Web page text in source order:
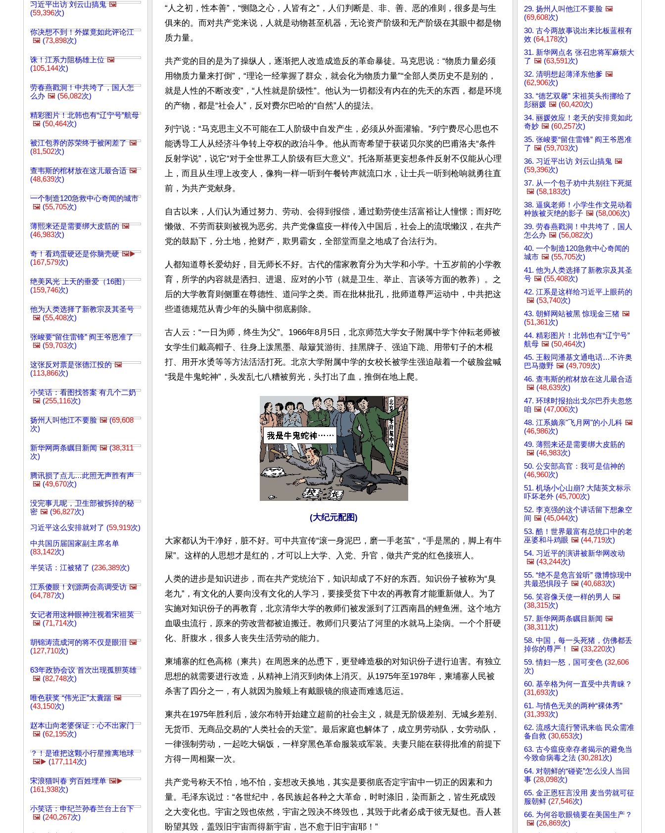
习近平出访 刘云山搞鬼 🖼️
(59,396次)
你决想不到！外媒竟如此评论江
🖼️ (73,898次)
诛！江系力阻杨雄上位 🖼️
(105,144次)
劳春燕戳洞！中共垮了，国人怎
么办 🖼️ (56,082次)
精彩图片！北韩也有“辽宁号”航母
🖼️ (50,464次)
被江包养的苏荣终于被闲差了 🖼️
(81,502次)
查韦斯的棺材放在这儿最合适 🖼️
(48,639次)
一个制造120急救中心奇闻的城市
🖼️ (55,705次)
薄熙来还是需要绑大皮筋的 🖼️
(46,983次)
奇！看鸡蛋硬还是你脑壳硬 🖼️▶️
(167,579次)
绝美风光 上天的垂爱（16图）
(159,746次)
他为人类选择了新教宗及其圣号
🖼️ (55,408次)
张峻要“留住雷锋” 阎王爷恩准了
🖼️ (59,703次)
这张反对票是张德江投的 🖼️
(113,866次)
小笑话：看图找答案 有几个二奶
🖼️ (255,116次)
扬州人叫他江不要脸 🖼️(69,608
次)
新华网两条瞩目新闻 🖼️(38,311
次)
腾讯损了点儿…此照无声胜有声
🖼️ (49,670次)
没完事儿呢，卫生部被拆掉的秘
密 🖼️ (96,827次)
习近平这么安排就对了 (59,919次)
中共国历届国家副主席名单
(83,142次)
半笑话：江被猪了 (236,389次)
江系傻眼！刘源两会高调受访 🖼️
(64,787次)
女记者用这种眼神注视着宋祖英
🖼️ (71,714次)
胡锦涛流成河的将不仅是眼泪 🖼️
(127,710次)
63年政协会议 首次出现孤胆英雄
🖼️ (82,748次)
唯色获奖 “伟光正”太囊踹 🖼️
(43,150次)
赵本山向老婆保证：心不出家门
🖼️ (62,195次)
？！是谁把这颗小行星推离地球
🖼️▶️ (177,114次)
宋浪猫叫春 穷百姓埋单 🖼️▶️
(161,938次)
小笑话：申纪兰孙春兰台上台下
🖼️ (240,267次)
“人之初，性本善”，“恻隐之心，人皆有之”，人们判断是、非、善、恶的准则，很多是与生
俱来的。而对共产党来说，人就是动物甚至机器，无论资产阶级和无产阶级在其眼中都是物
质力量。
共产党的目的是为了操纵人，逐渐把人改造成造反的革命暴徒。马克思说：“物质力量必须
用物质力量来打倒”，“理论一经掌握了群众，就会化为物质力量”“全部人类历史不是别的，
就是人性的不断改变”，“人性就是阶级性”。他认为一切都没有内在的先天的东西，都是环境
的产物，都是“社会人”，反对费尔巴哈的“自然”人的提法。
列宁说：“马克思主义不可能在工人阶级中自发产生，必须从外面灌输。”列宁费尽心思也不
能诱导工人从经济斗争转上夺权的政治斗争。他从而寄希望于获诺贝尔奖的巴甫洛夫“条件
反射学说”，说它“对于全世界工人阶级有巨大意义”。托洛斯基更妄想条件反射不仅能从心理
上，而且从生理上改变人，像狗一样一听到午餐铃声就流口水，让士兵一听到枪响就勇往直
前，为共产党献身。
自古以来，人们认为通过努力、劳动、会得到报偿，通过勤劳使生活富裕让人憧憬；而好吃
懒做、不劳而获则被视为恶劣。共产党像瘟疫一样传入中国后，社会上的流氓懒汉，在共产
党的鼓励下，分土地，抢财产，欺男霸女，全部堂而皇之地成了合法行为。
人都知道尊长爱幼好，目无师长不好。古代的儒家教育分为大学和小学。十五岁前的小学教
育，所学的内容就是洒扫、进退、应对的小节（就是卫生、举止、言谈等方面的教养）。之
后的大学教育则侧重在尊德性、道问学之类。而在批林批孔，批师道尊严运动中，中共把这
些道德规范从青少年的头脑中彻底剔除。
古人云：“一日为师，终生为父”。1966年8月5日，北京师范大学女子附属中学卞仲耘老师被
女学生们戴高帽子、往身上泼黑墨、敲簸箕游街、挂黑牌子、强迫下跪、用带钉子的木棍
打、用开水烫等等方法活活打死。北京大学附属中学的女校长被学生强迫敲着一个破脸盆喊
“我是牛鬼蛇神”，头发乱七八糟被剪光，头打出了血，推倒在地上爬。
(大纪元配图)
大家都认为干净好，脏不好。可中共宣传“滚一身泥巴，磨一手老茧”，“手是黑的，脚上有牛
屎”。这样的人思想才是红的，才可以上大学、入党、升官，做共产党的红色接班人。
人类的进步是知识进步，而在共产党统治下，知识却成了不好的东西。知识份子被称为“臭
老九”，有文化的人要向没有文化的人学习，要接受贫下中农的再教育才能重新做人。为了
实施对知识份子的再教育，北京清华大学的教师们被发派到了江西南昌的鲤鱼洲。这个地方
血吸虫流行，原来的劳改营都被迫搬迁。教师们只要沾了河里的水就马上染病。一个个肝硬
化、肝腹水，很多人丧失生活劳动的能力。
柬埔寨的红色高棉（柬共）在周恩来的怂恿下，更登峰造极的对知识份子进行迫害。有独立
思想的就需要进行改造，从精神上消灭到肉体上消灭。从1975年至1978年，柬埔寨人民被
杀害了四分之一，有人就因为脸颊上有戴眼镜的痕迹而难逃厄运。
柬共在1975年胜利后，波尔布特开始建立超前的社会主义，就是无阶级差别、无城乡差别、
无货币、无商品交易的“人类社会的天堂”。最后家庭也解体了，成立男劳动队，女劳动队，
一律强制劳动，一起吃大锅饭，一样穿黑色革命服装或军装。夫妻只能在获得批准的前提下
方得一周相聚一次。
共产党号称天不怕，地不怕，妄想改天换地，其实是要彻底否定宇宙中一切正的因素和力
量。毛泽东说过：“各世纪中，各民族起各种之大革命，时时涤旧，染而新之，皆生死成毁
之大变化也。宇宙之毁也依然，宇宙之毁决不终毁也，其毁于此者必成于彼无疑也。吾人甚
盼望其毁，盖毁旧宇宙而得新宇宙，岂不愈于旧宇宙耶！”
29. 扬州人叫他江不要脸 🖼️
(69,608次)
30. 古今两故事说出来比板蓝根有
效 (64,178次)
31. 新华网点名 张召忠将军麻烦大
了 🖼️ (63,591次)
32. 清明想起薄泽东他爹 🖼️
(62,906次)
33. “德艺双馨” 宋祖英头衔挪给了
彭丽媛 🖼️ (60,420次)
34. 丽媛效应！老天的安排竟如此
奇妙 🖼️ (60,257次)
35. 张峻要“留住雷锋” 阎王爷恩准
了 🖼️ (59,703次)
36. 习近平出访 刘云山搞鬼 🖼️
(59,396次)
37. 从一个包子劝中共别往下死挺
🖼️ (58,183次)
38. 逼疯老师！小学生作文晃动着
种族被灭绝的影子 🖼️ (58,006次)
39. 劳春燕戳洞！中共垮了，国人
怎么办 🖼️ (56,082次)
40. 一个制造120急救中心奇闻的
城市 🖼️ (55,705次)
41. 他为人类选择了新教宗及其圣
号 🖼️ (55,408次)
42. 江系是这样给习近平上眼药的
🖼️ (53,740次)
43. 朝鲜网站被黑 惊现金三猪 🖼️
(51,361次)
44. 精彩图片！北韩也有“辽宁号”
航母 🖼️ (50,464次)
45. 王毅同潘基文通电话…不许奥
巴马撒野 🖼️ (49,709次)
46. 查韦斯的棺材放在这儿最合适
🖼️ (48,639次)
47. 环球时报抬出戈尔巴乔夫忽悠
咱 🖼️ (47,006次)
48. 江系嫡亲"飞月网"的小儿科 🖼️
(46,986次)
49. 薄熙来还是需要绑大皮筋的
🖼️ (46,983次)
50. 公安部高官：我可是信神的
(46,960次)
51. 机场小心山崩? 大陆英文标示
吓坏老外 (45,700次)
52. 李克强的这个讲话留下想象空
间 🖼️ (45,044次)
53. 酷！世界最富有总统口中的老
巫婆和斗鸡眼 🖼️ (44,719次)
54. 习近平的演讲被新华网改动
🖼️ (43,244次)
55. “绝不是危言耸听” 微博惊现中
共最恐惧段子 🖼️ (40,683次)
56. 笑容像天使一样的男人 🖼️
(38,315次)
57. 新华网两条瞩目新闻 🖼️
(38,311次)
58. 中国，每一头死猪，仿佛都丢
掉你的尊严！
🖼️ (33,220次)
59. 情妇一怒，国可变色 (32,606
次)
60. 基辛格为何一直受中共青睐？
(31,693次)
61. 与情色无关的两种“裸体秀”
(31,393次)
62. 流感大流行警讯来临 民众需准
备自救 (30,653次)
63. 古今瘟疫幸存者揭示的避免当
今致命病毒之法 (30,281次)
64. 对朝鲜的“碰瓷”怎么没人当回
事 (28,098次)
65. 金正恩狂言没用 麦当劳就可征
服朝鲜 (27,546次)
66. 为何谷歌眼镜要在美国生产？
🖼️ (26,869次)